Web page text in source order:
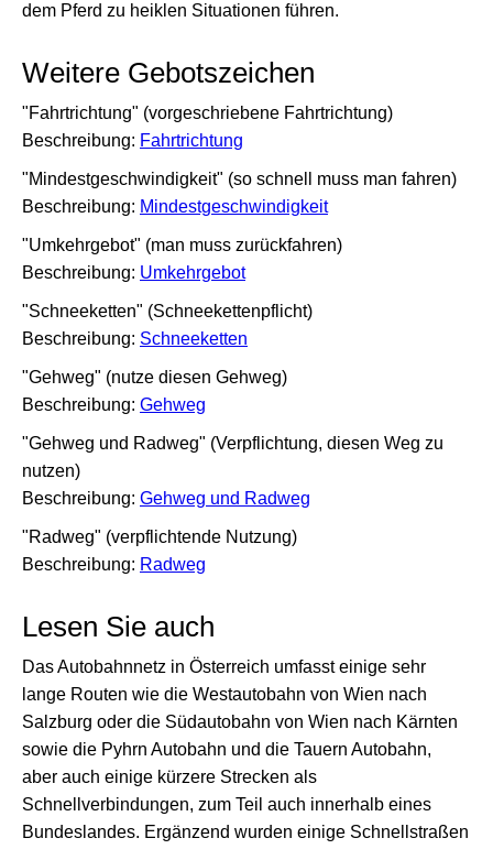
dem Pferd zu heiklen Situationen führen.
Weitere Gebotszeichen
"Fahrtrichtung" (vorgeschriebene Fahrtrichtung)
Beschreibung: Fahrtrichtung
"Mindestgeschwindigkeit" (so schnell muss man fahren)
Beschreibung: Mindestgeschwindigkeit
"Umkehrgebot" (man muss zurückfahren)
Beschreibung: Umkehrgebot
"Schneeketten" (Schneekettenpflicht)
Beschreibung: Schneeketten
"Gehweg" (nutze diesen Gehweg)
Beschreibung: Gehweg
"Gehweg und Radweg" (Verpflichtung, diesen Weg zu
nutzen)
Beschreibung: Gehweg und Radweg
"Radweg" (verpflichtende Nutzung)
Beschreibung: Radweg
Lesen Sie auch
Das Autobahnnetz in Österreich umfasst einige sehr
lange Routen wie die Westautobahn von Wien nach
Salzburg oder die Südautobahn von Wien nach Kärnten
sowie die Pyhrn Autobahn und die Tauern Autobahn,
aber auch einige kürzere Strecken als
Schnellverbindungen, zum Teil auch innerhalb eines
Bundeslandes. Ergänzend wurden einige Schnellstraßen